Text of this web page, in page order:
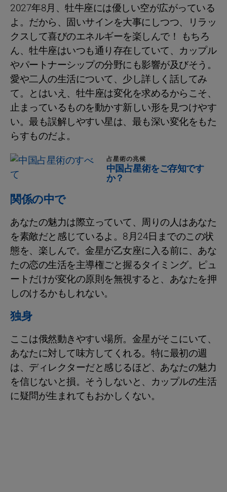
2027年8月、牡牛座には優しい空が広がっている
よ。だから、固いサインを大事にしつつ、リラッ
クスして喜びのエネルギーを楽しんで！ もちろ
ん、牡牛座はいつも通り存在していて、カップル
やパートナーシップの分野にも影響が及びそう。
愛や二人の生活について、少し詳しく話してみ
て。とはいえ、牡牛座は変化を求めるからこそ、
止まっているものを動かす新しい形を見つけやす
い。最も誤解しやすい星は、最も深い変化をもた
らすものだよ。
占星術の兆候
中国占星術をご存知です
か？
関係の中で
あなたの魅力は際立っていて、周りの人はあなた
を素敵だと感じているよ。8月24日までのこの状
態を、楽しんで。金星が乙女座に入る前に、あな
たの恋の生活を主導権ごと握るタイミング。ピュ
ートだけが変化の原則を無視すると、あなたを押
しのけるかもしれない。
独身
ここは俄然動きやすい場所。金星がそこにいて、
あなたに対して味方してくれる。特に最初の週
は、ディレクターだと感じるほど、あなたの魅力
を信じないと損。そうしないと、カップルの生活
に疑問が生まれてもおかしくない。